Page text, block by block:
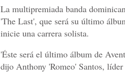
La multipremiada banda
'The Last', que será su último
inicie una carrera solista.
'Éste será el último álbum de
dijo Anthony 'Romeo' Santos, líder